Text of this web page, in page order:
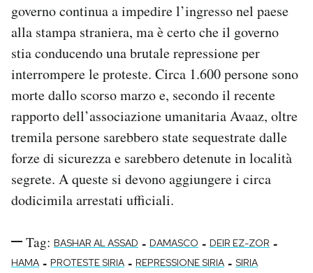
governo continua a impedire l’ingresso nel paese
alla stampa straniera, ma è certo che il governo
stia conducendo una brutale repressione per
interrompere le proteste. Circa 1.600 persone sono
morte dallo scorso marzo e, secondo il recente
rapporto dell’associazione umanitaria Avaaz, oltre
tremila persone sarebbero state sequestrate dalle
forze di sicurezza e sarebbero detenute in località
segrete. A queste si devono aggiungere i circa
dodicimila arrestati ufficiali.
Tag: BASHAR AL ASSAD - DAMASCO - DEIR EZ-ZOR -
HAMA - PROTESTE SIRIA - REPRESSIONE SIRIA - SIRIA